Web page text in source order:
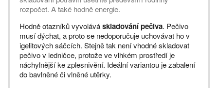
rozpočet. A také hodně energie.
Hodně otazníků vyvoláváskladování pečiva. Pečivo
musí dýchat, a proto se nedoporučuje uchovávat ho v
igelitových sáčcích. Stejně tak není vhodné skladovat
pečivo v ledničce, protože ve vlhkém prostředí je
náchylnější ke zplesnivění. Ideální variantou je zabalení
do bavlněné či vlněné utěrky.